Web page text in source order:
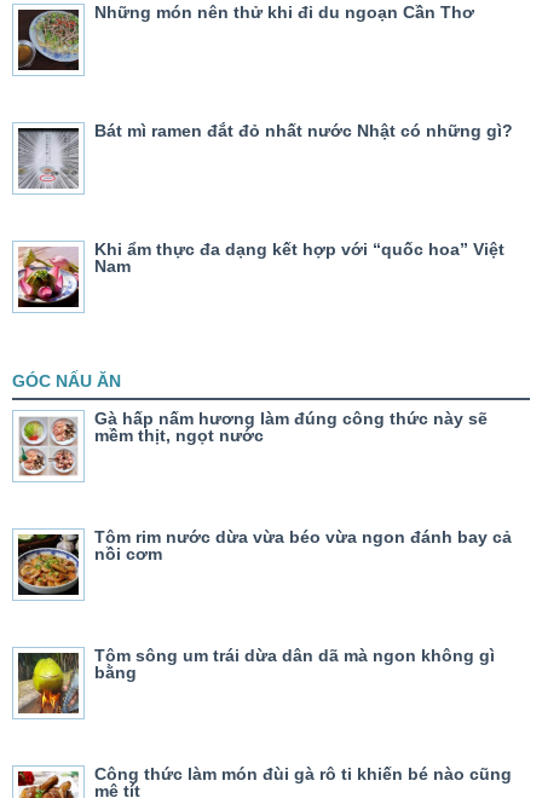
Những món nên thử khi đi du ngoạn Cần Thơ
Bát mì ramen đắt đỏ nhất nước Nhật có những gì?
Khi ẩm thực đa dạng kết hợp với “quốc hoa” Việt
Nam
GÓC NẤU ĂN
Gà hấp nấm hương làm đúng công thức này sẽ
mềm thịt, ngọt nước
Tôm rim nước dừa vừa béo vừa ngon đánh bay cả
nồi cơm
Tôm sông um trái dừa dân dã mà ngon không gì
bằng
Công thức làm món đùi gà rô ti khiến bé nào cũng
mê tít